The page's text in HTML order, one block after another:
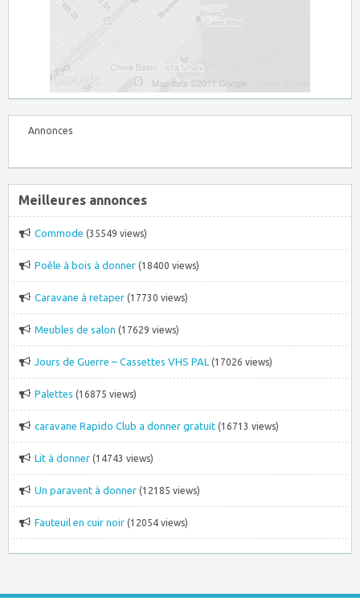
Annonces
Meilleures annonces
Commode (35549 views)
Poêle à bois à donner (18400 views)
Caravane à retaper (17730 views)
Meubles de salon (17629 views)
Jours de Guerre – Cassettes VHS PAL (17026 views)
Palettes (16875 views)
caravane Rapido Club a donner gratuit (16713 views)
Lit à donner (14743 views)
Un paravent à donner (12185 views)
Fauteuil en cuir noir (12054 views)